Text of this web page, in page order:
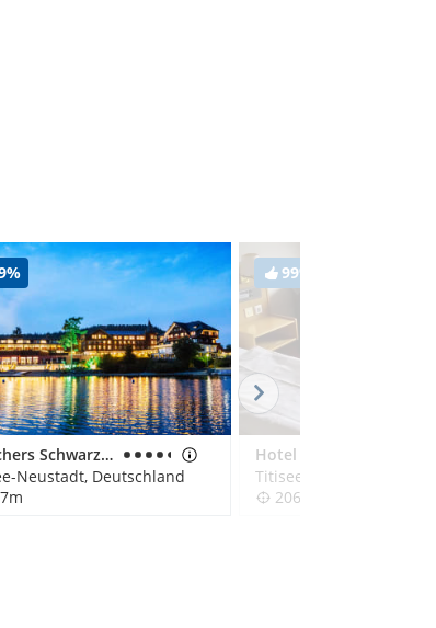
Treschers Schwarzwald Hotel
Neustadt, Deutschland
99%
Titisee-Neustadt,
206m